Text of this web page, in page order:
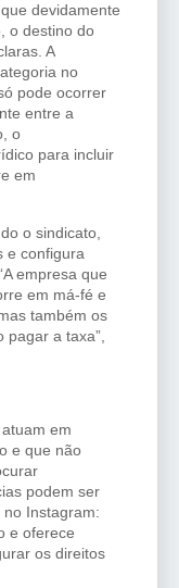
devidamente
o destino do
A
no
pode ocorrer
entre a
o
para incluir
em
o sindicato,
e configura
empresa que
em má-fé e
também os
a taxa”,
em
e que não
podem ser
no Instagram:
e oferece
os direitos